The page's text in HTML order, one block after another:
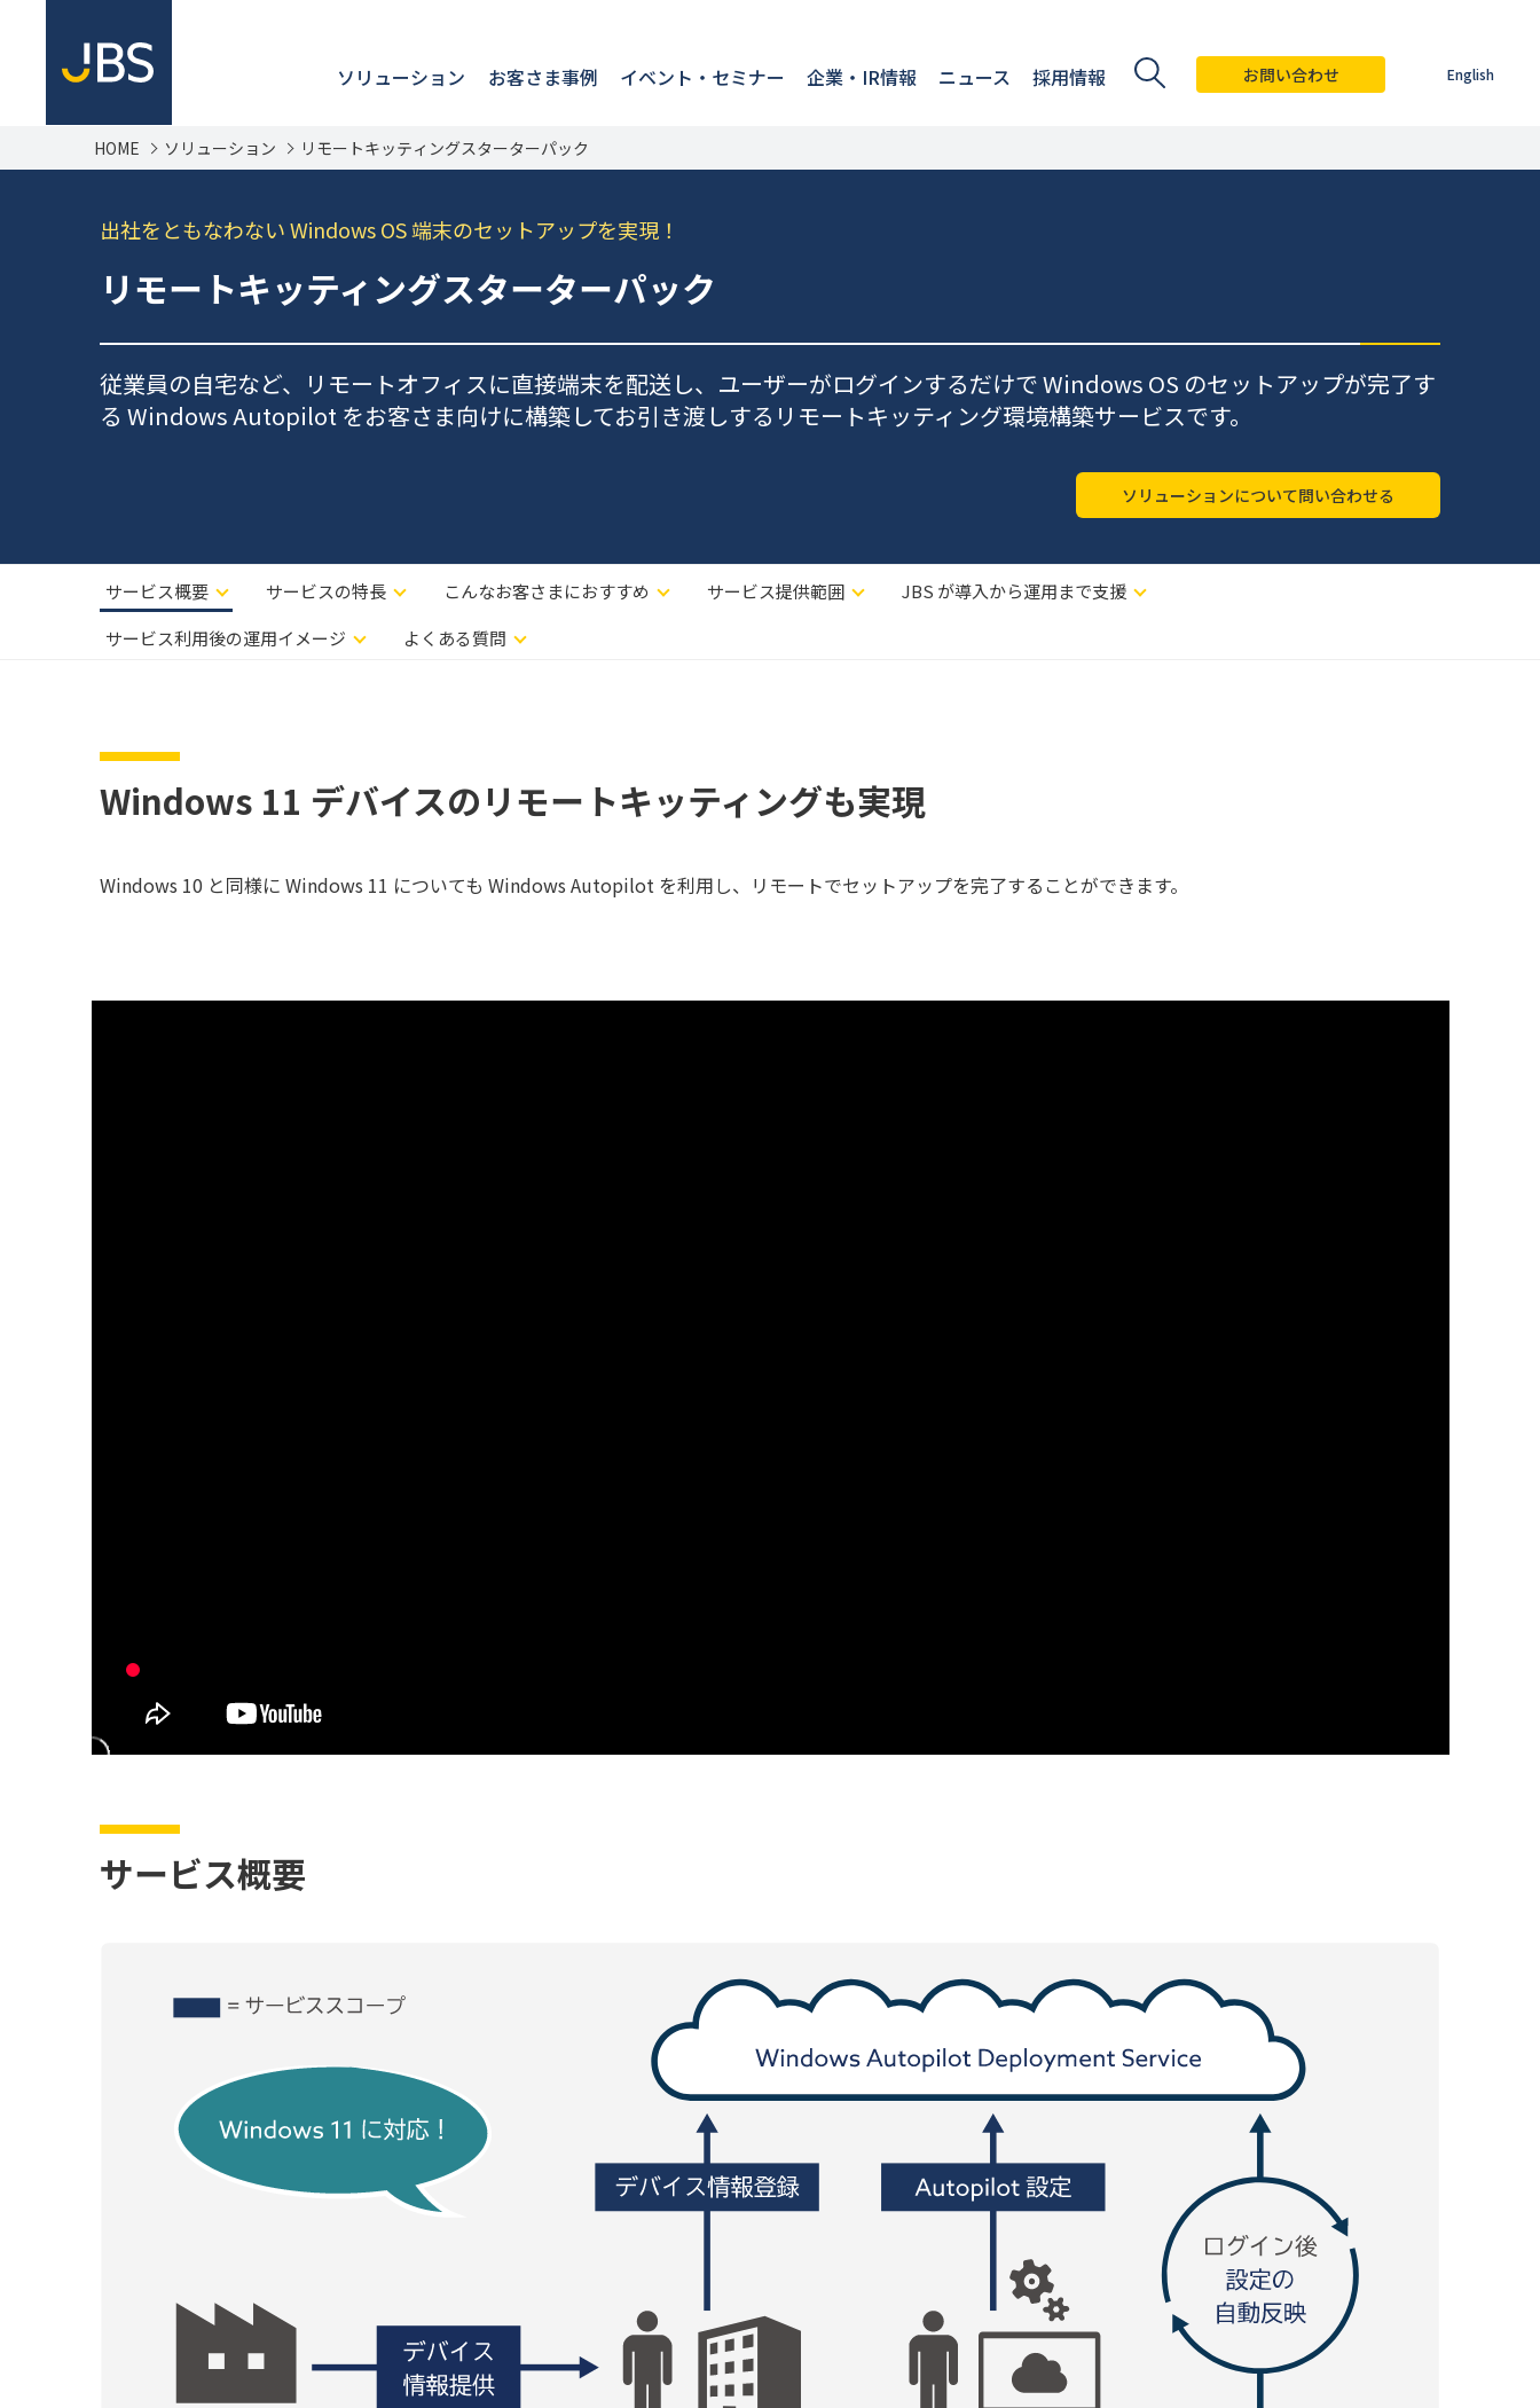
ソリューション お客さま事例 イベント・セミナー 企業・IR情報 ニュース 採用情報 お問い合わせ English
HOME ソリューション リモートキッティングスターターパック
出社をともなわない Windows OS 端末のセットアップを実現！
リモートキッティングスターターパック
従業員の自宅など、リモートオフィスに直接端末を配送し、ユーザーがログインするだけで Windows OS のセットアップが完了す
る Windows Autopilot をお客さま向けに構築してお引き渡しするリモートキッティング環境構築サービスです。
ソリューションについて問い合わせる
サービス概要 サービスの特長 こんなお客さまにおすすめ サービス提供範囲
JBS が導入から運用まで支援
サービス利用後の運用イメージ
よくある質問
Windows 11 デバイスのリモートキッティングも実現
Windows 10 と同様に Windows 11 についても Windows Autopilot を利用し、リモートでセットアップを完了することができます。
サービス概要